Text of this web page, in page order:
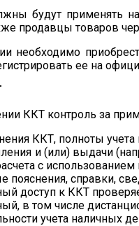
будут применять
продавцы товаров
необходимо
ее на
ККТ контроль за
ККТ, полноты
и (или) выдачи
с
пояснения, справки,
доступ к ККТ
в том числе
учета наличных